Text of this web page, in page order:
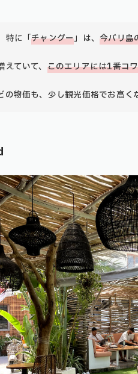
特に「チャングー」は、今バリ島
ていて、 このエリアには1番コ
物価も、少し観光価格でお高く